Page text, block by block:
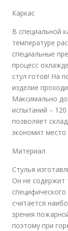
Каркас
В специальной
температуре
специальные
процесс
стул готов! На
изделие
Максимально
испытаний –
позволяет
экономит место
Материал
Стулья
Он не содержит
считается
зрения
поэтому при